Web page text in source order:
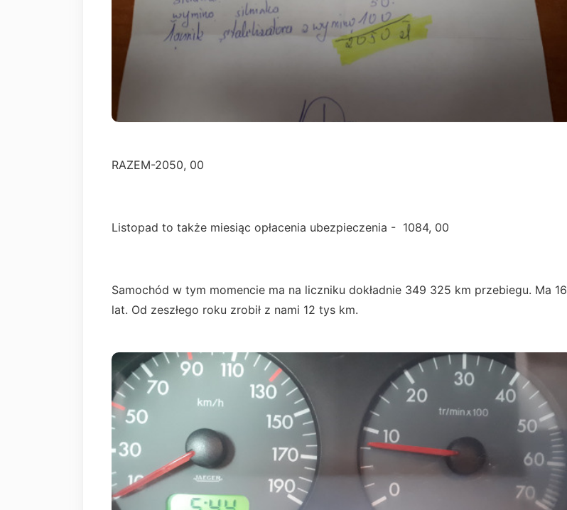
RAZEM-2050, 00
Listopad to także miesiąc opłacenia ubezpieczenia - 1084, 00
Samochód w tym momencie ma na liczniku dokładnie 349 325 km przebiegu. Ma 16
lat. Od zeszłego roku zrobił z nami 12 tys km.